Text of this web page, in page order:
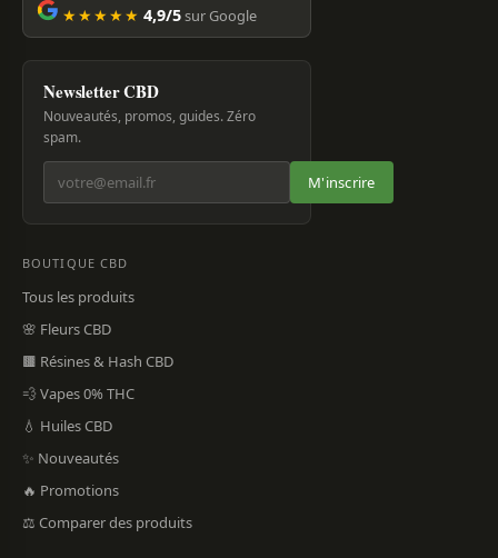
★★★★★ 4,9/5sur Google
Newsletter CBD
Nouveautés, promos, guides. Zéro
spam.
M'inscrire
BOUTIQUE CBD
Tous les produits
🌸 Fleurs CBD
🟫 Résines & Hash CBD
💨 Vapes 0% THC
💧 Huiles CBD
✨ Nouveautés
🔥 Promotions
⚖️ Comparer des produits